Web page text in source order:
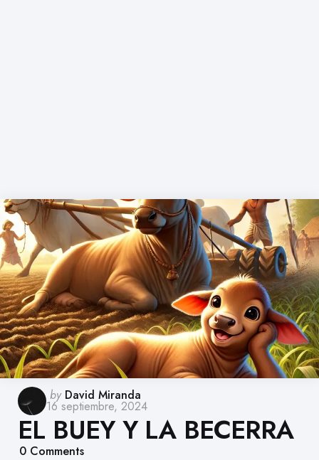
Posted
by
by David Miranda
16 septiembre, 2024
EL BUEY Y LA BECERRA
0 Comments